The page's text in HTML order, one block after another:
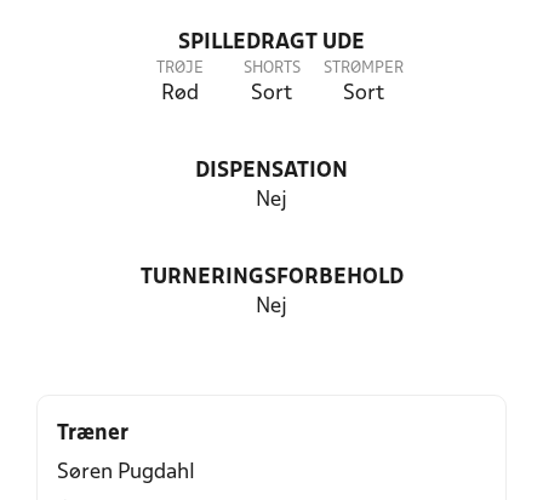
SPILLEDRAGT UDE
TRØJE
Rød
SHORTS
Sort
STRØMPER
Sort
DISPENSATION
Nej
TURNERINGSFORBEHOLD
Nej
Træner
Søren Pugdahl